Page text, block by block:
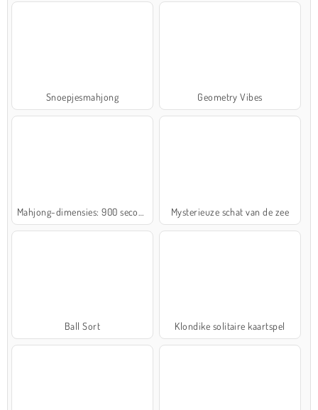
Snoepjesmahjong Geometry Vibes
Mysterieuze schat van de zee
Ball Sort Klondike solitaire kaartspel